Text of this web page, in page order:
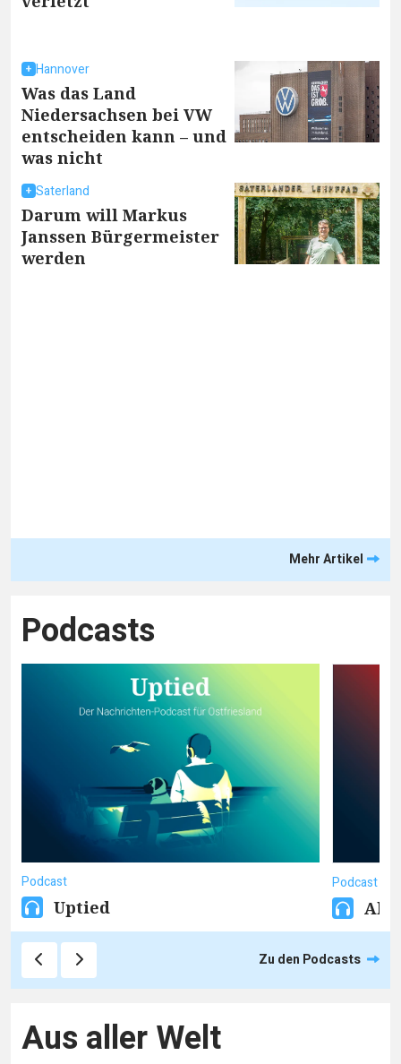
Hannover
Was das Land
Niedersachsen bei VW
entscheiden kann – und
was nicht
Saterland
Darum will Markus
Janssen Bürgermeister
werden
Mehr Artikel
Podcasts
Podcast
Uptied
Podcast
Zu den Podcasts
Aus aller Welt